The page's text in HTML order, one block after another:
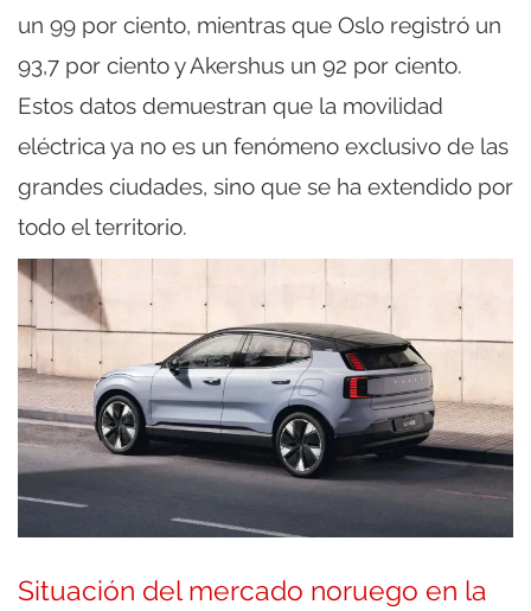
un 99 por ciento, mientras que Oslo registró un
93,7 por ciento y Akershus un 92 por ciento.
Estos datos demuestran que la movilidad
eléctrica ya no es un fenómeno exclusivo de las
grandes ciudades, sino que se ha extendido por
todo el territorio.
Situación del mercado noruego en la